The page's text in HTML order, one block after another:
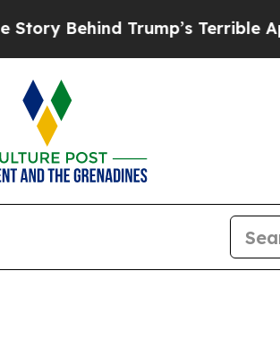
Terrible Approval Rating